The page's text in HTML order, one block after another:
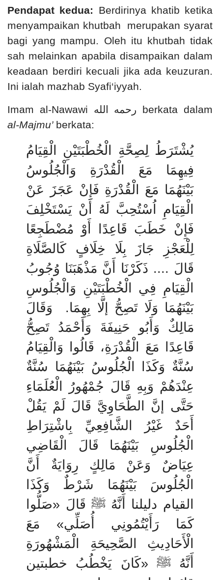
Pendapat kedua: Berdirinya khatib ketika
menyampaikan khutbah merupakan syarat
bagi yang mampu. Oleh itu khutbah tidak
sah melainkan apabila disampaikan dalam
keadaan berdiri kecuali jika ada keuzuran.
Ini ialah mazhab Syafi‘iyyah.
Imam al-Nawawi رحمه الله berkata dalam
al-Majmu’ berkata:
يُشْتَرَطُ لِصِحَّةِ الْخُطْبَتَيْنِ الْقِيَامُ
فِيهِمَا مَعَ الْقُدْرَةِ وَالْجُلُوسُ
بَيْنَهُمَا مَعَ الْقُدْرَةِ فَإِنْ عَجَزَ عَنْ
الْقِيَامِ اُسْتُحِبَّ لَهُ أَنْ يَسْتَخْلِفَ
فَإِنْ خَطَبَ قَاعِدًا أَوْ مُضْطَجِعًا
لِلْعَجْزِ جَازَ بِلَا خِلَافٍ كَالصَّلَاةِ
قَالَ .... ذَكَرْنَا أَنَّ مَذْهَبَنَا وُجُوبُ
الْقِيَامِ فِي الْخُطْبَتَيْنِ وَالْجُلُوسِ
بَيْنَهُمَا وَلَا تَصِحُّ إلَّا بِهِمَا.
وَقَالَ
مَالِكٌ وَأَبُو حَنِيفَةَ وَأَحْمَدُ تَصِحُّ
قَاعِدًا مَعَ الْقُدْرَةِ، قَالُوا وَالْقِيَامُ
سُنَّةٌ وَكَذَا الْجُلُوسُ بَيْنَهُمَا سُنَّةٌ
عِنْدَهُمْ وَبِهِ قَالَ جُمْهُورُ الْعُلَمَاءِ
حَتَّى إنَّ الطَّحَاوِيَّ قَالَ لَمْ يَقُلْ
أَحَدٌ غَيْرُ الشَّافِعِيِّ بِاشْتِرَاطِ
الْجُلُوسِ بَيْنَهُمَا قَالَ الْقَاضِي
عِيَاضٌ وَعَنْ مَالِكٍ رِوَايَةٌ أَنَّ
الْجُلُوسَ بَيْنَهُمَا شَرْطٌ وَكَذَا
القيام دليلنا أَنَّهُ ﷺ قَالَ «صَلُّوا
كَمَا رَأَيْتُمُونِي أُصَلِّي» مَعَ
الْأَحَادِيثِ الصَّحِيحَةِ الْمَشْهُورَةِ
أَنَّهُ ﷺ «كَانَ يَخْطُبُ خطبتين